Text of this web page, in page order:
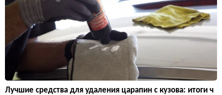
Лучшие средства для удаления царапин с кузова: итоги ч